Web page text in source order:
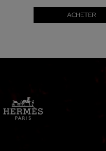
ACHETER